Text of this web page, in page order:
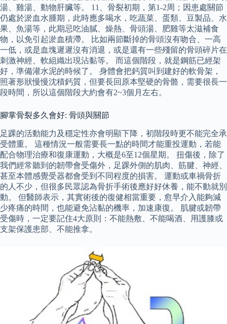
湯、雞湯、動物肝臟等。 11、骨裂初期，第1-2周；因患處關節
仍處於淤血水腫期，此時應多喝水，吃蔬菜、蛋類、豆製品、水
果、魚湯等，此期忌吃油膩、燥熱、骨頭湯、肥雞等太滋補食
物，以免引起淤血積滯。 比如兩節斷掉的骨頭沒有吻合、一高
一低，或是血塊遲遲沒有消退，或是還有一些殘留的骨頭碎片在
刺激神經、軟組織出現沾黏等。 而這個階段，就是鋼筋已經架
好，準備灌水泥的時候了。 身體會把鈣質叫到建好的軟骨架，
照著形狀慢慢沈積鈣質，但要長回原本堅硬的骨骼，需要很長一
段時間，所以這個階段大約會有2~3個月左右。
腳掌骨裂多久會好: 骨頭與關節
足踝的活動能力及穩定性亦會明顯下降，初階段時更不能完全承
受體重。 這種情況一般需要長一點的時間才能重投運動，若能
配合物理治療和復康運動，大概是6至12個星期。 扭傷後，除了
我們經常聽到的韌帶會受傷外，足踝外側的肌肉、筋腱、神經、
甚至本體感覺受器都會受到不同程度的損害。 運動或車禍骨折
的人不少，但很多民眾認為骨折手術後應好好休養，能不動就別
動。 但醫師表示，其實術後的復健相當重要，愈早介入能夠減
少疼痛的時間，也能避免沾黏的機率，加速康復。 肌腱或韌帶
受傷時，一定要記住4大原則：不能熱敷、不能喝酒、用護膝或
支架保護患部、不能推拿。